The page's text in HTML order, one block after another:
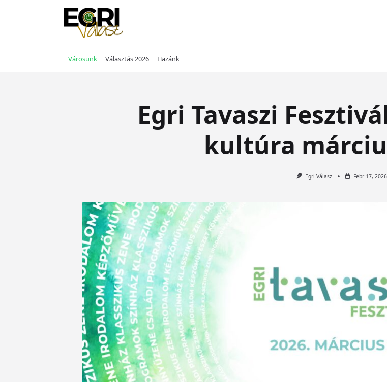
Városunk Választás 2026 Hazánk
Egri Tavaszi
kultúra
Egri Válasz Febr 17, 2026